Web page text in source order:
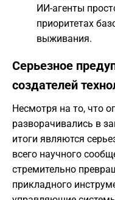
ИИ-агенты
приоритетах
выживания.
Серьезное
создателей
Несмотря на то, что
разворачивались в
итоги являются
всего научного
стремительно
прикладного